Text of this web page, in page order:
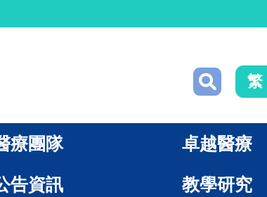
繁
療團隊 卓越醫療
告資訊 教學研究